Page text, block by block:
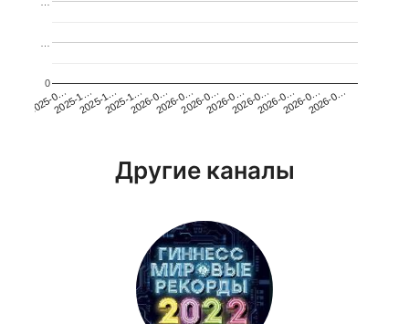
2025-0…2025-1…2025-1…2025-1…2026-0…2026-0…2026-0…2026-0…2026-0…2026-0…2026-0…2026-0…
0
Другие каналы